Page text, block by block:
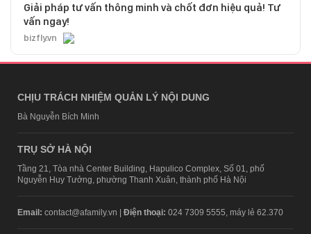
Giải pháp tư vấn thông minh và chốt đơn hiệu quả! Tư
vấn ngay!
bizfly.vn
CHỊU TRÁCH NHIỆM QUẢN LÝ NỘI DUNG
Bà Nguyễn Bích Minh
TRỤ SỞ HÀ NỘI
Tầng 21, Tòa nhà Center Building, Hapulico Complex, Số 01, phố
Nguyễn Huy Tưởng, phường Thanh Xuân, thành phố Hà Nội
Email: contact@afamily.vn | Điện thoại: 024 7309 5555, máy lẻ 62.370